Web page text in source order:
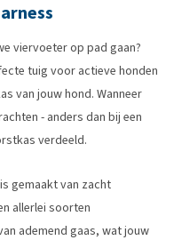
viervoeter op pad gaan?
tuig voor actieve honden
van jouw hond. Wanneer
- anders dan bij een
verdeeld.
gemaakt van zacht
allerlei soorten
ademend gaas, wat jouw